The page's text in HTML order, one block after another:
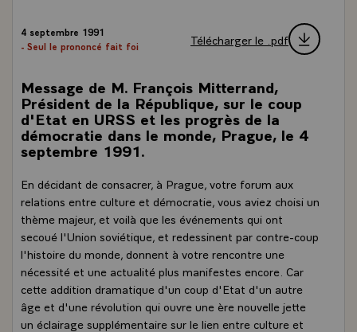
4 septembre 1991
- Seul le prononcé fait foi
Télécharger le .pdf
Message de M. François Mitterrand,
Président de la République, sur le coup
d'Etat en URSS et les progrès de la
démocratie dans le monde, Prague, le 4
septembre 1991.
En décidant de consacrer, à Prague, votre forum aux
relations entre culture et démocratie, vous aviez choisi un
thème majeur, et voilà que les événements qui ont
secoué l'Union soviétique, et redessinent par contre-coup
l'histoire du monde, donnent à votre rencontre une
nécessité et une actualité plus manifestes encore. Car
cette addition dramatique d'un coup d'Etat d'un autre
âge et d'une révolution qui ouvre une ère nouvelle jette
un éclairage supplémentaire sur le lien entre culture et